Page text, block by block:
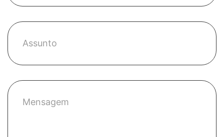
Assunto
Mensagem